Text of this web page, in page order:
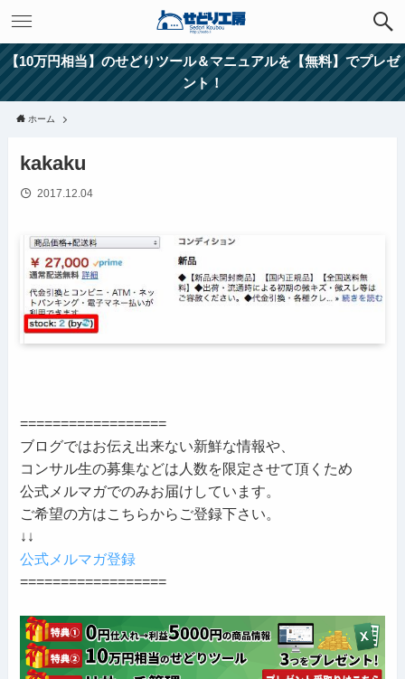
【10万円相当】のせどりツール＆マニュアルを【無料】でプレゼ
ント！
ホーム
kakaku
2017.12.04
==================
ブログではお伝え出来ない新鮮な情報や、
コンサル生の募集などは人数を限定させて頂くため
公式メルマガでのみお届けしています。
ご希望の方はこちらからご登録下さい。
↓↓
公式メルマガ登録
==================